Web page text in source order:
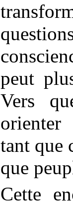
peut
Vers
tant que
que
Cette